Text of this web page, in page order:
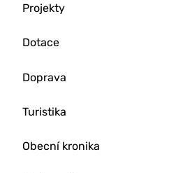
Projekty
Dotace
Doprava
Turistika
Obecní kronika